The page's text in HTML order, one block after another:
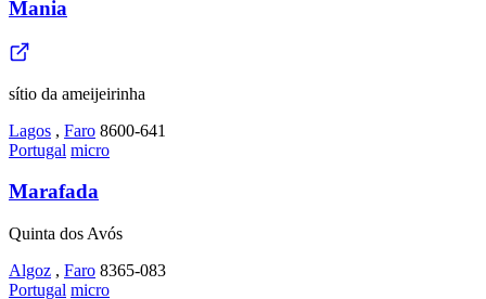
Mania
sítio da ameijeirinha
Lagos , Faro 8600-641
Portugal micro
Marafada
Quinta dos Avós
Algoz , Faro 8365-083
Portugal micro